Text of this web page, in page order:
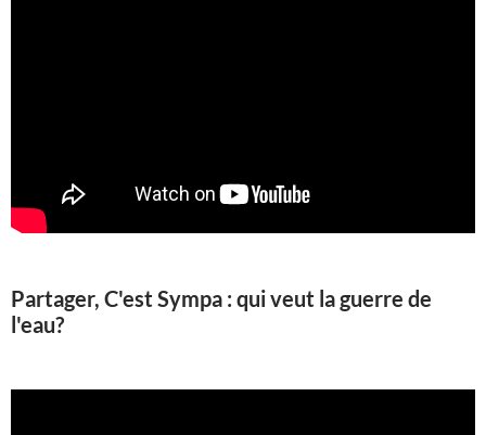
Partager, C'est Sympa : qui veut la guerre de
l'eau?